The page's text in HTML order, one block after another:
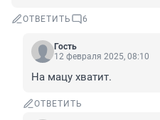
ОТВЕТИТЬ 6
Гость
12 февраля 2025, 08:10
На мацу хватит.
ОТВЕТИТЬ